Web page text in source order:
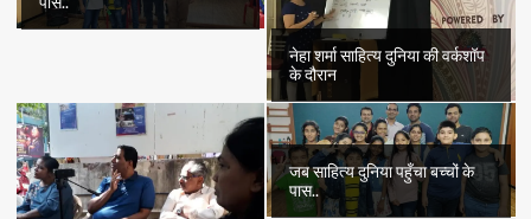
नेहा शर्मा साहित्य दुनिया की वर्कशॉप
के दौरान
जब साहित्य दुनिया पहुँचा बच्चों के
पास..